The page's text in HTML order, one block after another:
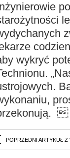
wykryć

POPRZEDNI ARTYKUŁ Z